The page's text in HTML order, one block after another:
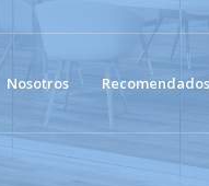
Nosotros Recomendados